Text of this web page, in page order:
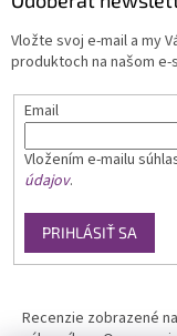
Vložte svoj e-mail a my
produktoch na našom e-
Email
Vložením e-mailu
údajov.
PRIHLÁSIŤ SA
Recenzie zobrazené